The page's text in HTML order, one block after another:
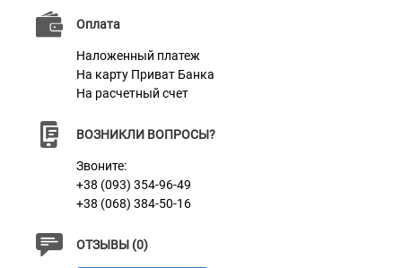
Оплата
Наложенный платеж
На карту Приват Банка
На расчетный счет
ВОЗНИКЛИ ВОПРОСЫ?
Звоните:
+38 (093) 354-96-49
+38 (068) 384-50-16
ОТЗЫВЫ (0)
Выпускается во флаконах полимерных по 30 мл.
(раствор для наружного применения)
зверобоя, глицерин, экстракт календулы, твин 80.
Фармакологические свойства
Натуральные экстракты календулы и зверобоя
содержат каротиноиды, флавоноиды, органические
кислоты и другие биологически активные вещества,